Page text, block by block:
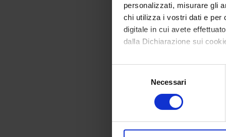
personalizzati, misurare gli
chi utilizza i vostri dati e per
digitale in cui avete
dalla Dichiarazione sui
Con il tuo consenso,
raccogliere
digitali).
modificare o ritirare il tuo
Necessari
Didactic
Frontal lesson
Students with
instructions